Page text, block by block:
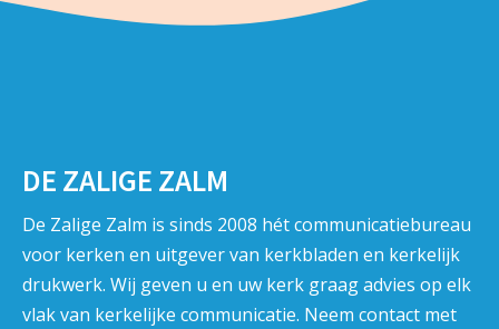
DE ZALIGE ZALM
De Zalige Zalm is sinds 2008 hét communicatiebureau
voor kerken en uitgever van kerkbladen en kerkelijk
drukwerk. Wij geven u en uw kerk graag advies op elk
vlak van kerkelijke communicatie. Neem contact met